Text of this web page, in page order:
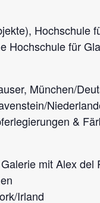
Hochschule
Hochschule für
München/
&
mit Alex del
Irland